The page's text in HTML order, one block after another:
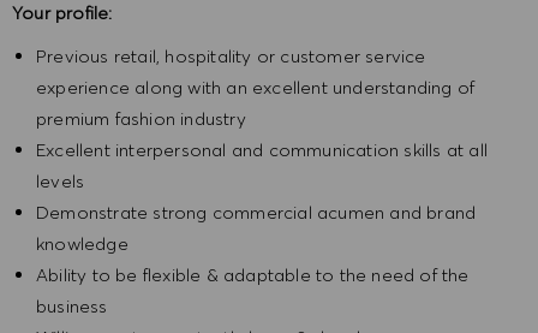
Your profile:
Previous retail, hospitality or customer service
experience along with an excellent understanding of
premium fashion industry
Excellent interpersonal and communication skills at all
levels
Demonstrate strong commercial acumen and brand
knowledge
Ability to be flexible & adaptable to the need of the
business